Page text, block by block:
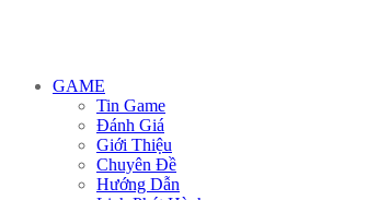
GAME
Tin Game
Đánh Giá
Giới Thiệu
Chuyên Đề
Hướng Dẫn